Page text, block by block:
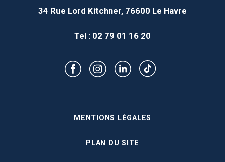
34 Rue Lord Kitchner, 76600 Le Havre
Tel : 02 79 01 16 20
MENTIONS LÉGALES
PLAN DU SITE